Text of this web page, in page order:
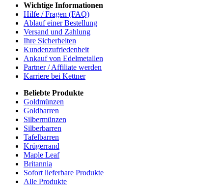
Wichtige Informationen
Hilfe / Fragen (FAQ)
Ablauf einer Bestellung
Versand und Zahlung
Ihre Sicherheiten
Kundenzufriedenheit
Ankauf von Edelmetallen
Partner / Affiliate werden
Karriere bei Kettner
Beliebte Produkte
Goldmünzen
Goldbarren
Silbermünzen
Silberbarren
Tafelbarren
Krügerrand
Maple Leaf
Britannia
Sofort lieferbare Produkte
Alle Produkte